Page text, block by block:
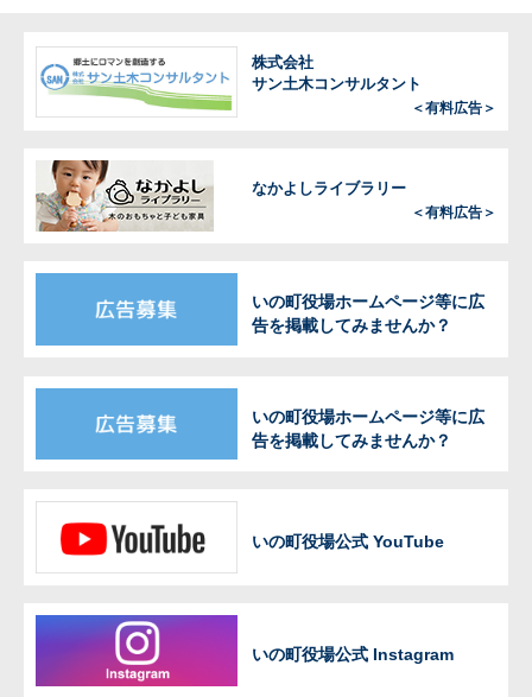
株式会社
サン土木コンサルタント
＜有料広告＞
なかよしライブラリー
＜有料広告＞
いの町役場ホームページ等に広
告を掲載してみませんか？
いの町役場ホームページ等に広
告を掲載してみませんか？
いの町役場公式 YouTube
いの町役場公式 Instagram